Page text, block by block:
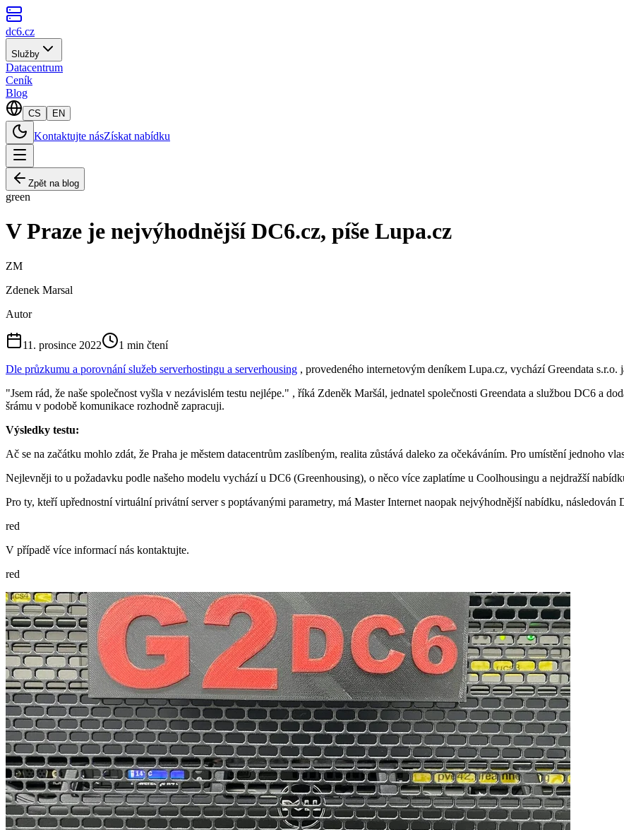
dc6.cz
Služby
Datacentrum
Ceník
Blog
CS EN
Kontaktujte násZískat nabídku
Zpět na blog
green
V Praze je nejvýhodnější DC6.cz, píše Lupa.cz
ZM
Zdenek Marsal
Autor
11. prosince 2022 1 min čtení
Dle průzkumu a porovnání služeb serverhostingu a serverhousing , provedeného internetovým deníkem Lupa.cz, vychází Greendata s.r.o.
"Jsem rád, že naše společnost vyšla v nezávislém testu nejlépe." , říká Zdeněk Maršál, jednatel společnosti Greendata a službou DC6 a
šrámu v podobě komunikace rozhodně zapracuji.
Výsledky testu:
Ač se na začátku mohlo zdát, že Praha je městem datacentrům zaslíbeným, realita zůstává daleko za očekáváním. Pro umístění jednoho
Nejlevněji to u požadavku podle našeho modelu vychází u DC6 (Greenhousing), o něco více zaplatíme u Coolhousingu a nejdražší
Pro ty, kteří upřednostní virtuální privátní server s poptávanými parametry, má Master Internet naopak nejvýhodnější nabídku,
red
V případě více informací nás kontaktujte.
red